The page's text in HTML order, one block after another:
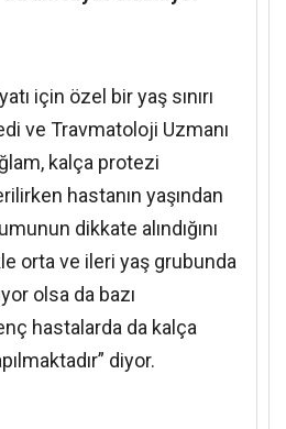
için özel bir yaş sınırı
ve Travmatoloji Uzmanı
kalça protezi
hastanın yaşından
dikkate alındığını
orta ve ileri yaş grubunda
olsa da bazı
hastalarda da kalça
diyor.